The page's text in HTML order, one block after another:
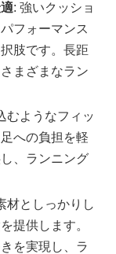
: 強いクッショ
フォーマンス
肢です。長距
まざまなラン
むようなフィッ
への負担を軽
、ランニング
材としっかりし
提供します。
を実現し、ラ